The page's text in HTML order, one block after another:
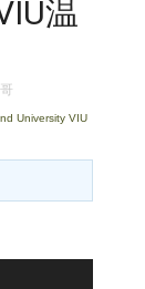
温
University VIU